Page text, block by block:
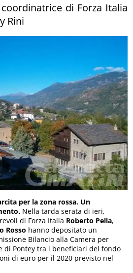
di Forza Italia
Rini
per la zona rossa. Un
Nella tarda serata di ieri,
di Forza Italia Roberto Pella,
Rosso hanno depositato un
Bilancio alla Camera per
di Pontey tra i beneficiari del fondo
di euro per il 2020 previsto nel